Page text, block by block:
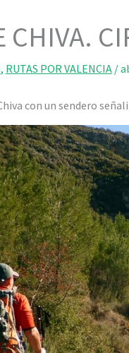
CHIVA.
, RUTAS POR VALENCIA/
con un sendero